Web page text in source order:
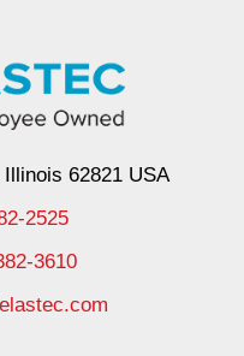
62821 USA
2525
3610